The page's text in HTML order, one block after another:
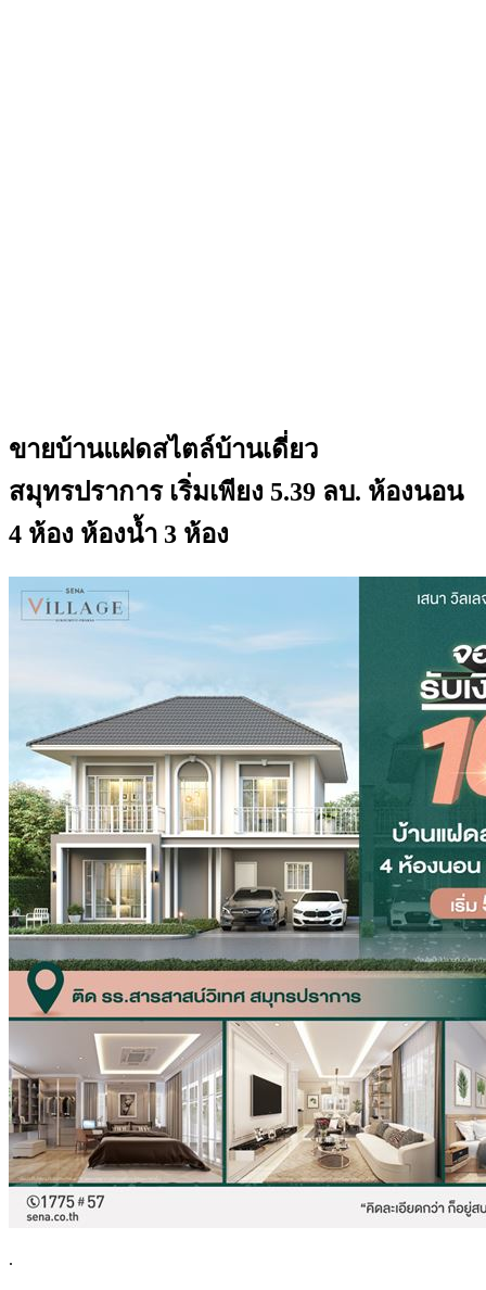
ขายบ้านแฝดสไตล์บ้านเดี่ยว
สมุทรปราการ เริ่มเพียง 5.39 ลบ. ห้องนอน
4 ห้อง ห้องน้ำ 3 ห้อง
.